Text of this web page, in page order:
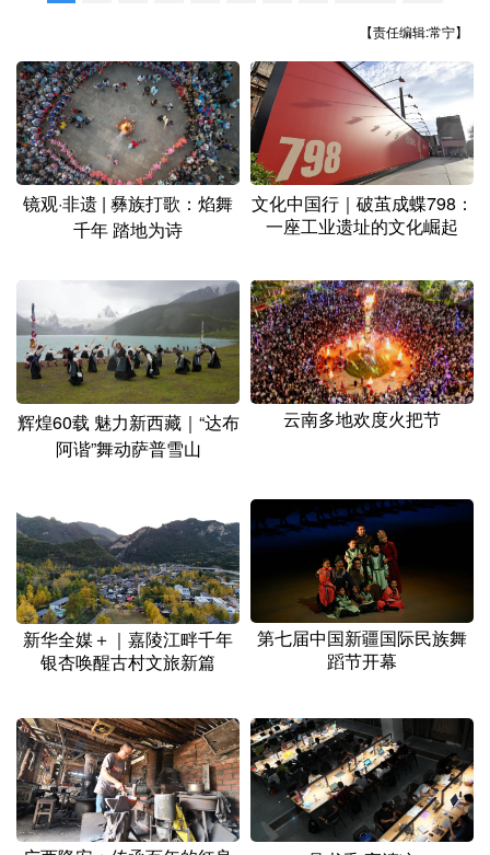
【责任编辑:常宁】
镜观·非遗 | 彝族打歌：焰舞
千年 踏地为诗
文化中国行｜破茧成蝶798：
一座工业遗址的文化崛起
辉煌60载 魅力新西藏｜“达布
阿谐”舞动萨普雪山
云南多地欢度火把节
新华全媒＋｜嘉陵江畔千年
银杏唤醒古村文旅新篇
第七届中国新疆国际民族舞
蹈节开幕